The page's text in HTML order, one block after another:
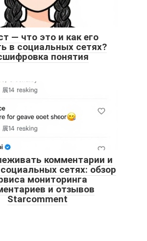
— что это и как его
в социальных сетях?
понятия
комментарии и
сетях: обзор
мониторинга
и отзывов
Starcomment